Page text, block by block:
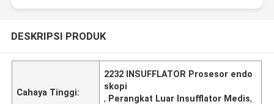
DESKRIPSI PRODUK
Cahaya Tinggi:
2232 INSUFFLATOR Prosesor endo
skopi
, Perangkat Luar Insufflator Medis,